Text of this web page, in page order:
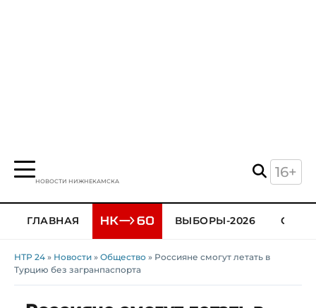
НОВОСТИ НИЖНЕКАМСКА
16+
ГЛАВНАЯ ВЫБОРЫ-2026
НТР 24 » Новости » Общество » Россияне смогут летать в
Турцию без загранпаспорта